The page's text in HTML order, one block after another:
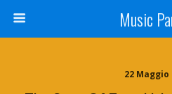
Music
22 Maggio